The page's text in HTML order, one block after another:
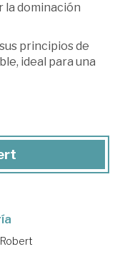
la dominación
principios de
ideal para una